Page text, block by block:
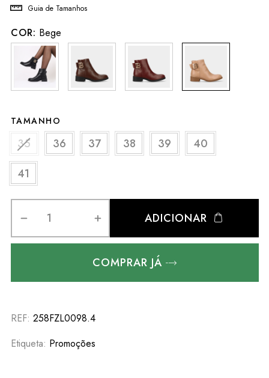
Guia de Tamanhos
COR: Bege
TAMANHO
35 36 37 38 39
40
41
ADICIONAR
COMPRAR JÁ
REF: 258FZL0098.4
Etiqueta: Promoções